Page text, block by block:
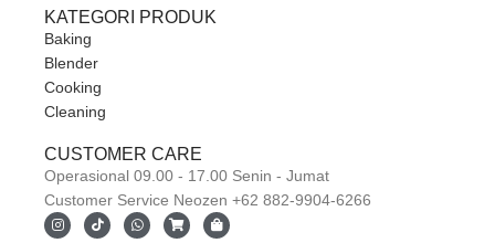
KATEGORI PRODUK
Baking
Blender
Cooking
Cleaning
CUSTOMER CARE
Operasional 09.00 - 17.00 Senin - Jumat
Customer Service Neozen +62 882-9904-6266